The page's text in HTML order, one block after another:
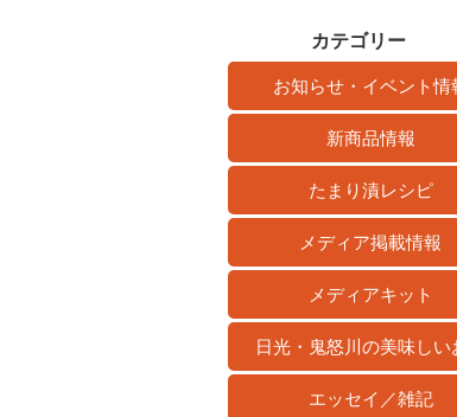
カテゴリー
お知らせ・イベント情
新商品情報
たまり漬レシピ
メディア掲載情報
メディアキット
日光・鬼怒川の美味しい
エッセイ／雑記